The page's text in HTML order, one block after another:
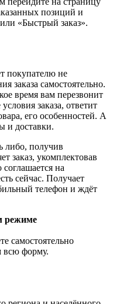
позиций и
«Быстрый заказ».
покупателю не
заказа самостоятельно.
время вам перезвонит
заказа, ответит
его особенностей. А
и доставки.
либо, получив
заказ, укомплектовав
на
сейчас. Получает
телефон и ждёт
режиме
самостоятельно
всю форму.